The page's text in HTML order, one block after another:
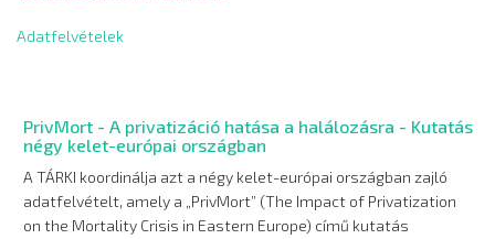
Adatfelvételek
PrivMort - A privatizáció hatása a halálozásra - Kutatás
négy kelet-európai országban
A TÁRKI koordinálja azt a négy kelet-európai országban zajló
adatfelvételt, amely a „PrivMort” (The Impact of Privatization
on the Mortality Crisis in Eastern Europe) című kutatás